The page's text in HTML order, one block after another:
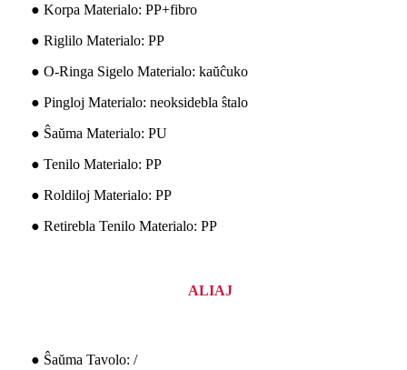
● Korpa Materialo: PP+fibro
● Riglilo Materialo: PP
● O-Ringa Sigelo Materialo: kaŭĉuko
● Pingloj Materialo: neoksidebla ŝtalo
● Ŝaŭma Materialo: PU
● Tenilo Materialo: PP
● Roldiloj Materialo: PP
● Retirebla Tenilo Materialo: PP
ALIAJ
● Ŝaŭma Tavolo: /